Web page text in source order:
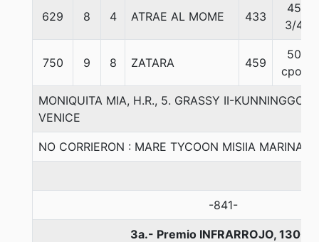
629 8 4 ATRAE AL MOME 433
45
3/4
750 9 8 ZATARA 459
50
cpos
MONIQUITA MIA, H.R., 5. GRASSY II-
VENICE
NO CORRIERON : MARE TYCOON MISIIA MARINA
-841-
3a.- Premio INFRARROJO, 1300